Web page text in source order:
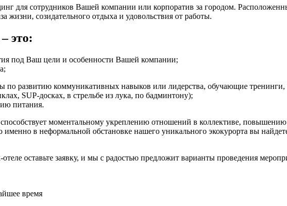
для сотрудников Вашей компании или корпоратив за городом.
жизни, созидательного отдыха и удовольствия от работы.
это:
под Ваш цели и особенности Вашей компании;
развитию коммуникативных навыков или лидерства, обучающие
SUP-досках, в стрельбе из лука, по бадминтону);
питания.
способствует моментальному укреплению отношений в коллективе,
в неформальной обстановке нашего уникального экокурорта вы
оставьте заявку, и мы с радостью предложит варианты проведения
время